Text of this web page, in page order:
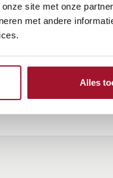
site met onze
met andere
Alles